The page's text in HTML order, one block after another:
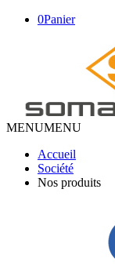
0Panier
MENUMENU
Accueil
Société
Nos produits